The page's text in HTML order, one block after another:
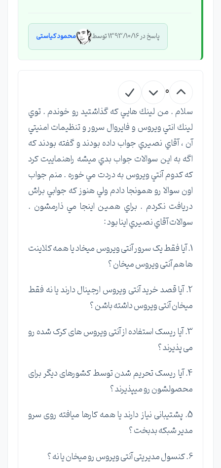
پاسخ در 1393/10/16 توسط محمود کیاستی
0
سلام . من لينك هايي كه گذاشتيد رو خوندم . توي
لينك انتي ويروس و فايروال سرور و تنظيمات امنيتي
آن ، آقاي نصيري جواب داده بودند و گفته بودند كه
اگه به اين سوالات جواب بدي ميشه راهنماييت كرد
كه كدوم آنتي ويروس به دردت مي خوره . منم جواب
اون سوالا رو همونجا دادم ولي هنوز كه جوابي براش
دريافت نكردم . براي همين اينجا مي ذارمشون .
سوالات آقاي نصيري اينا بود :
1. آیا فقط یک سرور آنتی ویروس میخاد یا همه کلاینت
ها هم آنتی ویروس میخان ؟
2. آیا قصد خرید آنتی ویروس ارجینال دارند یا نه فقط
میخان آنتی ویروس داشته باشن ؟
3. آیا ریسک استفاده از آنتی ویروس های کرک شده رو
می پذیرند ؟
4. آیا ریسک تحریم شدن توسط کشورهای دیگر برای
محصولشون رو میپذیرند ؟
5. پشتیبانی نیاز دارند یا همه کارها میافته روی سرو
مدیر شبکه بدبخت ؟
6. کنسول مدیریتی آنتی ویروس رو میخان یا نه ؟